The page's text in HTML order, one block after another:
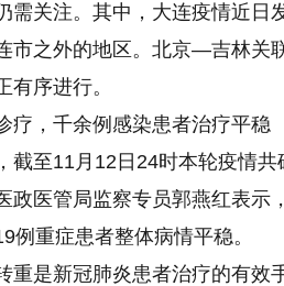
需关注。其中，大连疫情近日
市之外的地区。北京—吉林关
有序进行。
疗，千余例感染患者治疗平稳
截至11月12日24时本轮疫情
政医管局监察专员郭燕红表示
例重症患者整体病情平稳。
重是新冠肺炎患者治疗的有效